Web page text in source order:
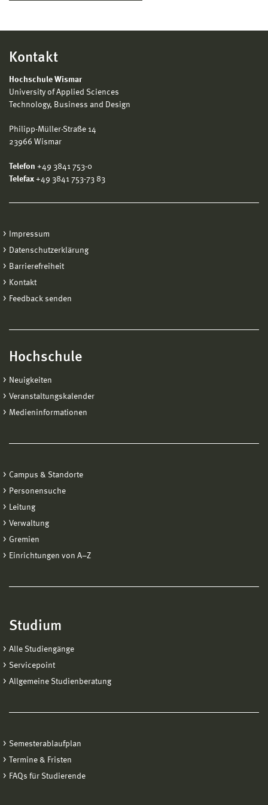
Kontakt
Hochschule Wismar
University of Applied Sciences
Technology, Business and Design
Philipp-Müller-Straße 14
23966 Wismar
Telefon +49 3841 753-0
Telefax +49 3841 753-73 83
Impressum
Datenschutzerklärung
Barrierefreiheit
Kontakt
Feedback senden
Hochschule
Neuigkeiten
Veranstaltungskalender
Medieninformationen
Campus & Standorte
Personensuche
Leitung
Verwaltung
Gremien
Einrichtungen von A−Z
Studium
Alle Studiengänge
Servicepoint
Allgemeine Studienberatung
Semesterablaufplan
Termine & Fristen
FAQs für Studierende